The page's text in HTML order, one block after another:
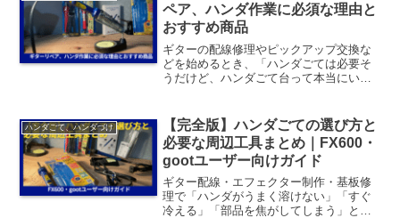
ペア、ハンダ作業に必須な理由と
おすすめ商品
ギターの配線修理やピックアップ交換な
どを始めるとき、「ハンダごては必要そ
うだけど、ハンダごて台って本当にいる
理由と、おすすめのハンダごて台を初心
者向けに紹介します。 な...
ハンダごて、ハンダづけ
【完全版】ハンダごての選び方と
必要な周辺工具まとめ｜FX600・
gootユーザー向けガイド
ギター配線・エフェクター制作・基板修
理で「ハンダがうまく溶けない」「すぐ
冷える」「部品を焦がしてしまう」と悩